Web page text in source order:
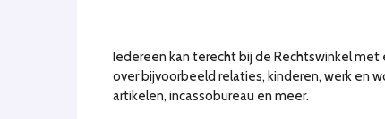
Iedereen kan terecht bij de Rechtswinkel met
over bijvoorbeeld relaties, kinderen, werk en
artikelen, incassobureau en meer.